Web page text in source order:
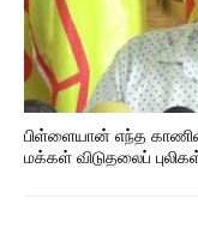
பிள்ளையான் எந்த
மக்கள் விடுதலைப்